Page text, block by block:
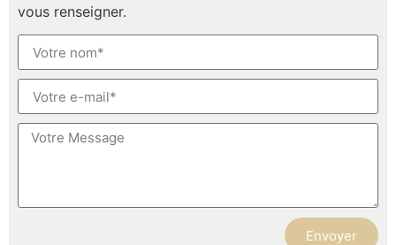
vous renseigner.
Envoyer